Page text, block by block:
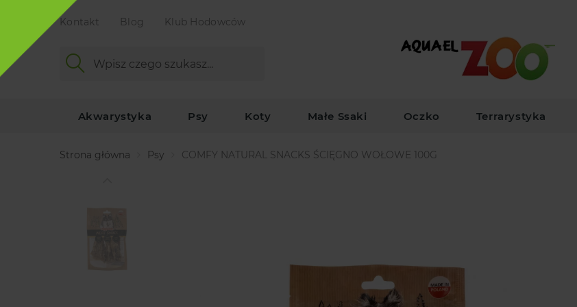
Kontakt Blog Klub Hodowców
Akwarystyka Psy Koty Małe Ssaki Oczko Terrarystyka
Strona główna Psy COMFY NATURAL SNACKS ŚCIĘGNO WOŁOWE 100G